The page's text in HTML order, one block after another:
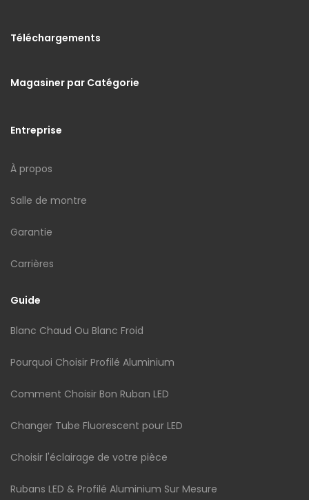
Téléchargements
Magasiner par Catégorie
Entreprise
À propos
Salle de montre
Garantie
Carrières
Guide
Blanc Chaud Ou Blanc Froid
Pourquoi Choisir Profilé Aluminium
Comment Choisir Bon Ruban LED
Changer Tube Fluorescent pour LED
Choisir l'éclairage de votre pièce
Rubans LED & Profilé Aluminium Sur Mesure